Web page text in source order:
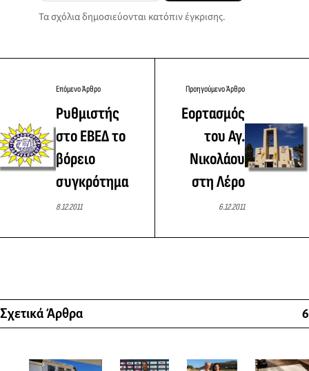
Τα σχόλια δημοσιεύονται κατόπιν έγκρισης.
Επόμενο Άρθρο
Ρυθμιστής
στο ΕΒΕΔ το
βόρειο
συγκρότημα
8.12.2011
Προηγούμενο Άρθρο
Εορτασμός
του Αγ.
Νικολάου
στη Λέρο
6.12.2011
Σχετικά Άρθρα 6